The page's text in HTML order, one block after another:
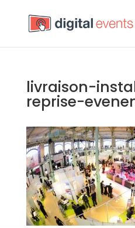
livraison-
reprise-